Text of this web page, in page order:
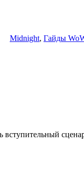
Midnight, Гайды
вступительный